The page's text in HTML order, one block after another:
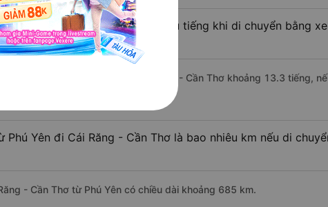
Răng - Cần Thơ mất bao nhiêu tiếng khi di chuyển bằng xe
xe khách từ Phú Yên đi Cái Răng - Cần Thơ khoảng 13.3 tiếng,
Phú Yên đi Cái Răng - Cần Thơ là bao nhiêu km nếu di
- Cần Thơ từ Phú Yên có chiều dài khoảng 685 km.